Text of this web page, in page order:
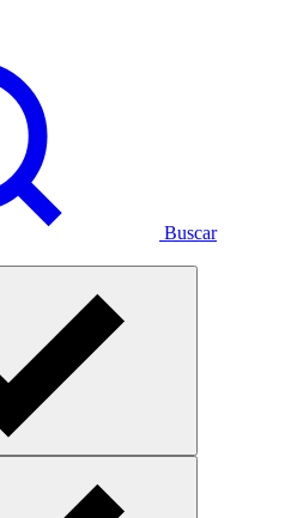
Buscar